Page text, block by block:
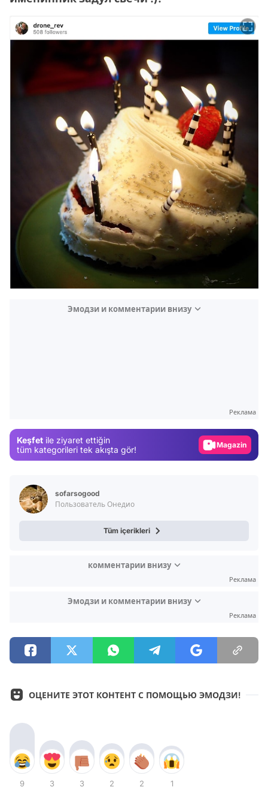
Эмодзи и комментарии внизу
Реклама
Keşfet ile ziyaret ettiğin
tüm kategorileri tek akışta gör!
Video
sofarsogood
Пользователь Онедио
Tüm içerikleri
комментарии внизу
Реклама
Эмодзи и комментарии внизу
Реклама
ОЦЕНИТЕ ЭТОТ КОНТЕНТ С ПОМОЩЬЮ ЭМОДЗИ!
9 3 3 2 2 1